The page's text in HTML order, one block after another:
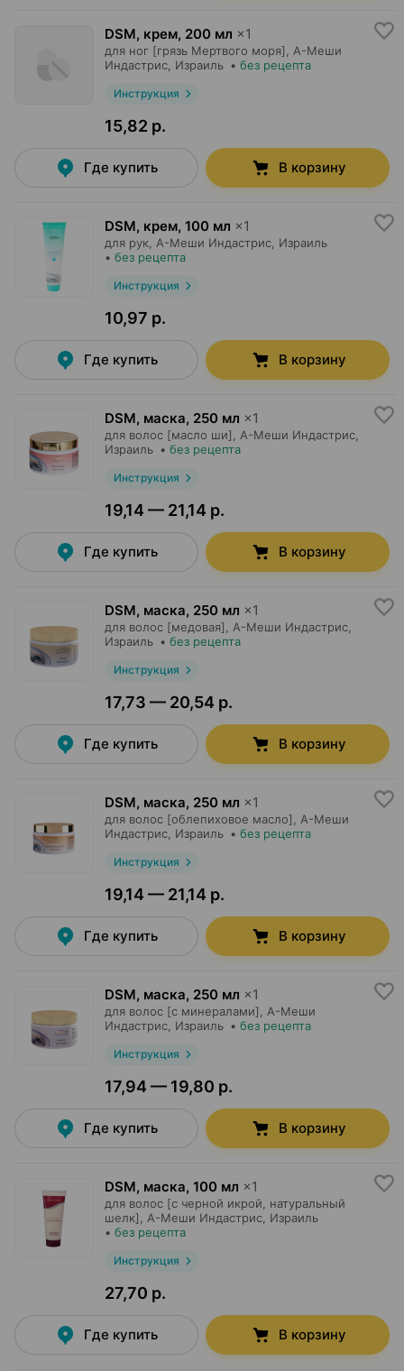
DSM, крем, 200 мл ×1
для ног [грязь Мертвого моря],
А-Меши
Индастрис , Израиль • без рецепта
Инструкция
15,82 р.
Где купить В корзину
DSM, крем, 100 мл ×1
для рук, А-Меши Индастрис , Израиль
• без рецепта
Инструкция
10,97 р.
Где купить В корзину
DSM, маска, 250 мл ×1
для волос [масло ши], А-Меши Индастрис
Израиль • без рецепта
Инструкция
19,14 — 21,14 р.
Где купить В корзину
DSM, маска, 250 мл ×1
для волос [медовая], А-Меши Индастрис
Израиль • без рецепта
Инструкция
17,73 — 20,54 р.
Где купить В корзину
DSM, маска, 250 мл ×1
для волос [облепиховое масло],
А-Меши
Индастрис , Израиль • без рецепта
Инструкция
19,14 — 21,14 р.
Где купить В корзину
DSM, маска, 250 мл ×1
для волос [с минералами],
А-Меши
Индастрис , Израиль • без рецепта
Инструкция
17,94 — 19,80 р.
Где купить В корзину
DSM, маска, 100 мл ×1
для волос [с черной икрой, натуральный
шелк],
А-Меши Индастрис , Израиль
• без рецепта
Инструкция
27,70 р.
Где купить В корзину